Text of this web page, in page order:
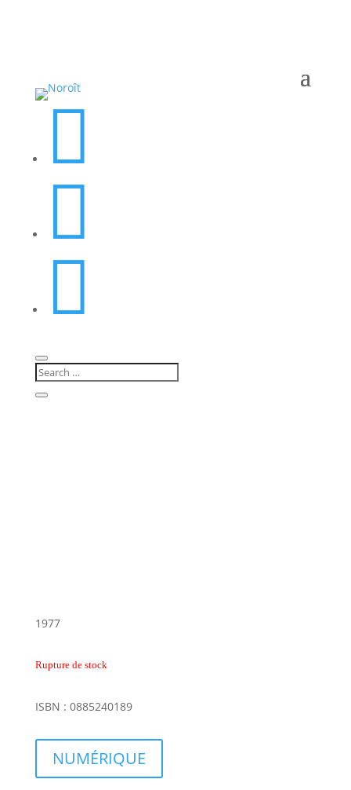



1977
Rupture de stock
ISBN : 0885240189
NUMÉRIQUE